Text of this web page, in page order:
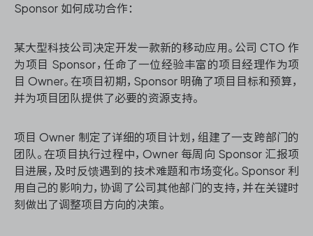
Sponsor 如何成功合作：
某大型科技公司决定开发一款新的移动应用。公司 CTO 作
为项目 Sponsor，任命了一位经验丰富的项目经理作为项
目 Owner。在项目初期，Sponsor 明确了项目目标和预算，
并为项目团队提供了必要的资源支持。
项目 Owner 制定了详细的项目计划，组建了一支跨部门的
团队。在项目执行过程中，Owner 每周向 Sponsor 汇报项
目进展，及时反馈遇到的技术难题和市场变化。Sponsor 利
用自己的影响力，协调了公司其他部门的支持，并在关键时
刻做出了调整项目方向的决策。